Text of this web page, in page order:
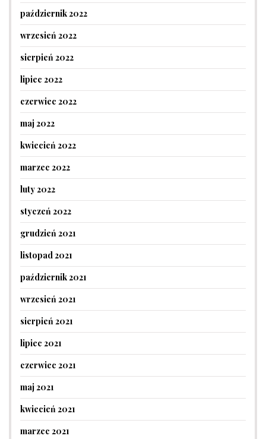
październik 2022
wrzesień 2022
sierpień 2022
lipiec 2022
czerwiec 2022
maj 2022
kwiecień 2022
marzec 2022
luty 2022
styczeń 2022
grudzień 2021
listopad 2021
październik 2021
wrzesień 2021
sierpień 2021
lipiec 2021
czerwiec 2021
maj 2021
kwiecień 2021
marzec 2021